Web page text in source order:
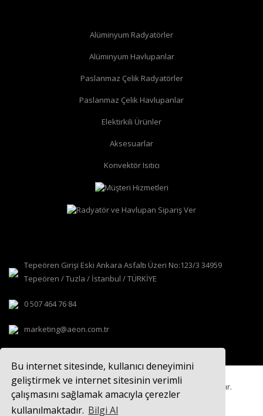
Bu internet sitesinde, kullanıcı deneyimini
geliştirmek ve internet sitesinin verimli
çalışmasını sağlamak amacıyla çerezler
kullanılmaktadır. Bilgi Al
Alüminyum Radyatörler
Alüminyum Havlupanlar
Paslanmaz Çelik Radyatörler
Paslanmaz Çelik Havlupanlar
Elektirkili Ürünler
Aksesuarlar
Konvektör Isıtıcı
Tepeören Girişi Eski Ankara Asfaltı Üzeri No:123/3 34959
Tepeören / Tuzla / İstanbul / TÜRKİYE
0 507 464 76 84
marketing@aeon.com.tr
© 2021AEON TASARIM RADYATÖRTüm hakları saklıdır.